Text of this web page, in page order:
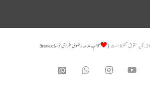
قالب علامه رضوی طراحی توسط Branex
Facebook
YouTube
Instagram
WhatsApp